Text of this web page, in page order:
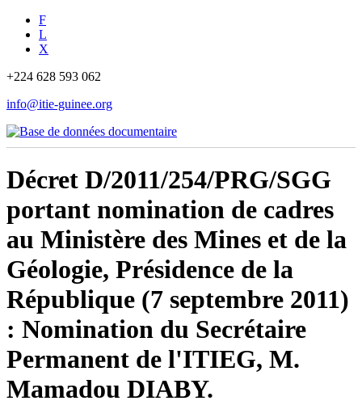
F
L
X
+224 628 593 062
info@itie-guinee.org
Décret D/2011/254/PRG/SGG
portant nomination de cadres
au Ministère des Mines et de la
Géologie, Présidence de la
République (7 septembre 2011)
: Nomination du Secrétaire
Permanent de l'ITIEG, M.
Mamadou DIABY.